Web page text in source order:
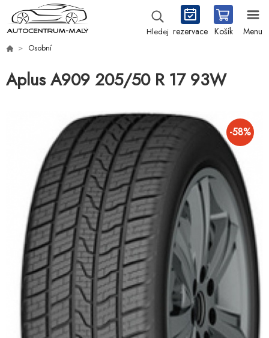
Hledej rezervace Košík Menu
Osobní
Aplus A909 205/50 R 17 93W
-58%